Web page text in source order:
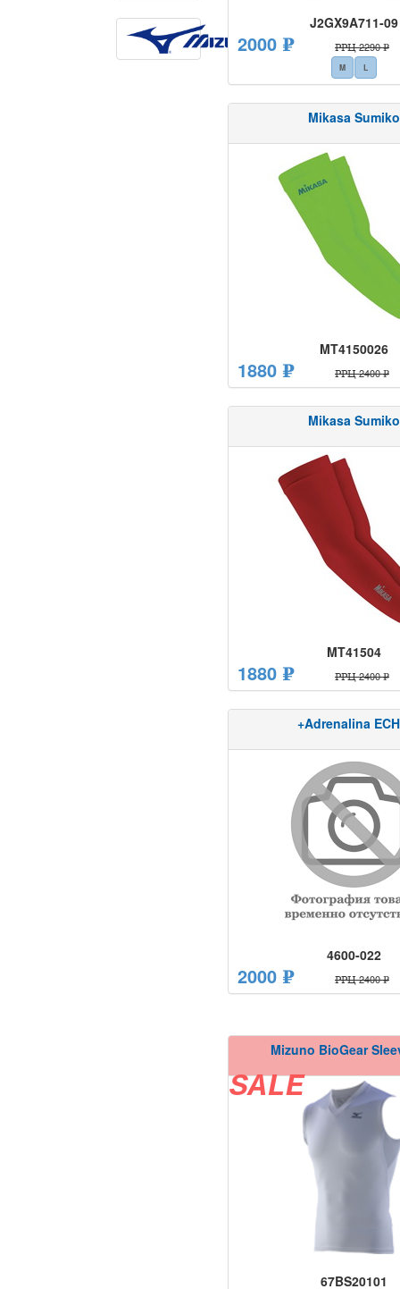
J2GX9A711-09
2000 ₽ РРЦ 2290 ₽
M L
Mikasa Sumiko
MT4150026
1880 ₽ РРЦ 2400 ₽
Mikasa Sumiko
MT41504
1880 ₽ РРЦ 2400 ₽
+Adrenalina
4600-022
2000 ₽ РРЦ 2400 ₽
Mizuno BioGear
SALE
67BS20101